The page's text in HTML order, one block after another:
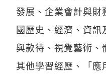
發展、企業會計與財
國歷史、經濟、資
與款待、視覺藝術、
其他學習經歷、「應